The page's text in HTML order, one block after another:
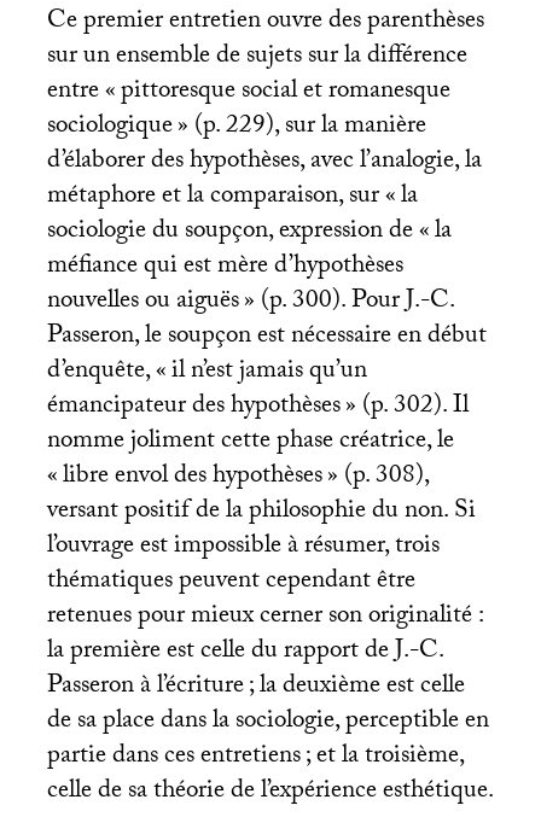
Ce premier entretien ouvre des parenthèses
sur un ensemble de sujets sur la différence
entre «pittoresque social et romanesque
sociologique» (p. 229), sur la manière
d’élaborer des hypothèses, avec l’analogie, la
métaphore et la comparaison, sur «la
sociologie du soupçon, expression de «la
méfiance qui est mère d’hypothèses
nouvelles ou aiguës» (p. 300). Pour J.-C.
Passeron, le soupçon est nécessaire en début
d’enquête, «il n’est jamais qu’un
émancipateur des hypothèses» (p. 302). Il
nomme joliment cette phase créatrice, le
«libre envol des hypothèses» (p. 308),
versant positif de la philosophie du non. Si
l’ouvrage est impossible à résumer, trois
thématiques peuvent cependant être
retenues pour mieux cerner son originalité :
la première est celle du rapport de J.-C.
Passeron à l’écriture; la deuxième est celle
de sa place dans la sociologie, perceptible en
partie dans ces entretiens; et la troisième,
celle de sa théorie de l’expérience esthétique.